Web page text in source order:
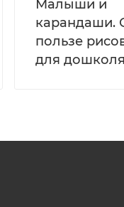
Малыши и
карандаши.
пользе
для